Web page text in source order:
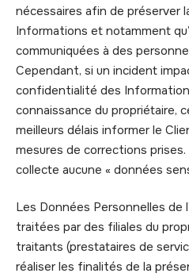
nécessaires afin de préserver
Informations et notamment
communiquées à des
Cependant, si un incident
confidentialité des
connaissance du propriétaire,
meilleurs délais informer le
mesures de corrections prises.
collecte aucune « données
Les Données Personnelles de
traitées par des filiales du
traitants (prestataires de
réaliser les finalités de la